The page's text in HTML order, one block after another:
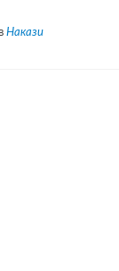
проНАКАЗ
Накази